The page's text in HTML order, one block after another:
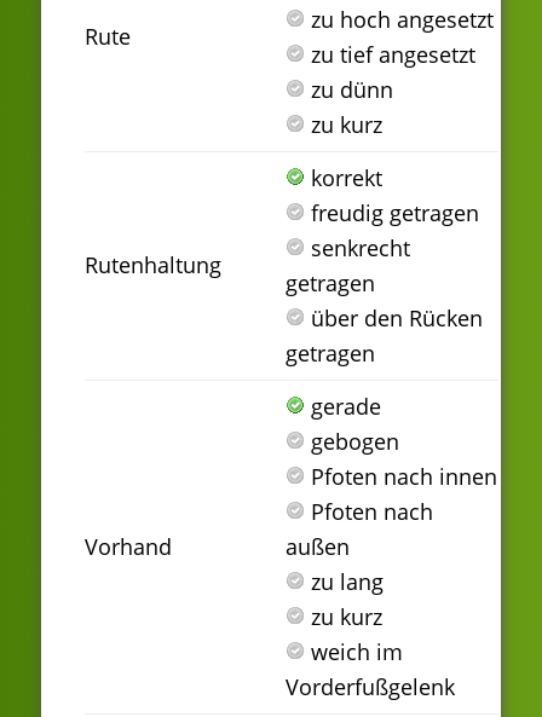
Rute
zu hoch angesetzt
zu tief angesetzt
zu dünn
zu kurz
Rutenhaltung
korrekt
freudig getragen
senkrecht
getragen
über den Rücken
getragen
Vorhand
gerade
gebogen
Pfoten nach innen
Pfoten nach
außen
zu lang
zu kurz
weich im
Vorderfußgelenk